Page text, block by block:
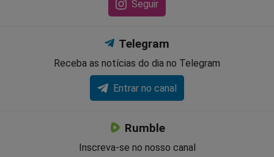
Seguir
Telegram
Receba as notícias do dia no Telegram
Entrar no canal
Rumble
Inscreva-se no nosso canal